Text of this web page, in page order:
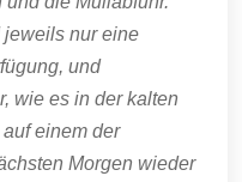
jeweils nur eine
und
wie es in der kalten
einem der
Morgen wieder